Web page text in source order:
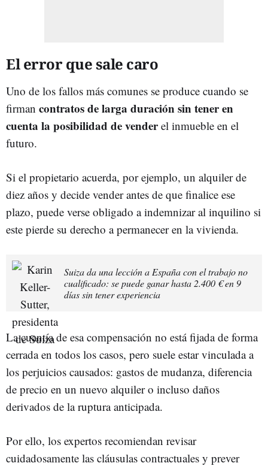
El error que sale caro
Uno de los fallos más comunes se produce cuando se
firman contratos de larga duración sin tener en
cuenta la posibilidad de venderel inmueble en el
futuro.
Si el propietario acuerda, por ejemplo, un alquiler de
diez años y decide vender antes de que finalice ese
plazo, puede verse obligado a indemnizar al inquilino si
este pierde su derecho a permanecer en la vivienda.
Suiza da una lección a España con el trabajo no
cualificado: se puede ganar hasta 2.400 € en 9
días sin tener experiencia
La cuantía de esa compensación no está fijada de forma
cerrada en todos los casos, pero suele estar vinculada a
los perjuicios causados: gastos de mudanza, diferencia
de precio en un nuevo alquiler o incluso daños
derivados de la ruptura anticipada.
Por ello, los expertos recomiendan revisar
cuidadosamente las cláusulas contractuales y prever